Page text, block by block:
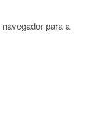
para a